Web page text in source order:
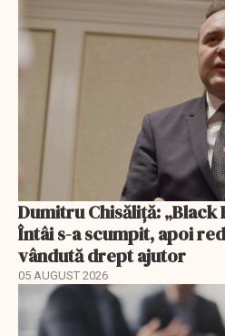
Dumitru Chisăliță:
Întâi s-a scumpit, apoi
vândută drept ajutor
05 AUGUST 2026